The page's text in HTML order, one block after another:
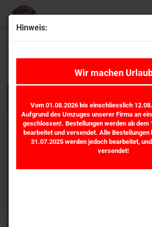
Hinweis:
Wir machen
Vom 01.08.2026 bis einschliesslich
Aufgrund des Umzuges unserer Firma an
geschlossen!. Bestellungen werden ab dem
bearbeitet und versendet. Alle
31.07.2025 werden jedoch bearbeitet,
versendet!
Stromberg 97 - e--Fire Verteiler &
Distributor & Parts